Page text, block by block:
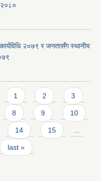
२०८०
२०७९ र जनतासँग स्थानीय
1 2 3
8 9 10
14 15
last »